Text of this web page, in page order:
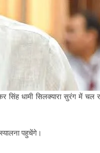
सिंह धामी सिलक्यारा सुरंग में चल
पहुचेंगे।